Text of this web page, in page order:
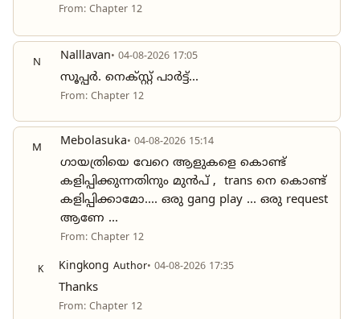
From: Chapter 12
N Nalllavan• 04-08-2026 17:05
സൂപ്പർ. നെക്സ്റ്റ് പാർട്ട്...
From: Chapter 12
M Mebolasuka• 04-08-2026 15:14
ഗായത്രിയെ വേറെ ആളുകളെ കൊണ്ട്
കളിപ്പിക്കുന്നതിനും മുൻപ് , trans നെ കൊണ്ട്
കളിപ്പിക്കാമോ.... ഒരു gang play ... ഒരു request
ആണേ ...
From: Chapter 12
K Kingkong Author• 04-08-2026 17:35
Thanks
From: Chapter 12